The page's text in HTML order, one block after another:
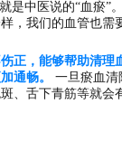
是中医说的“血瘀”
，我们的血管也需
正，能够帮助清理
通畅。
一旦瘀血清
、舌下青筋等就会